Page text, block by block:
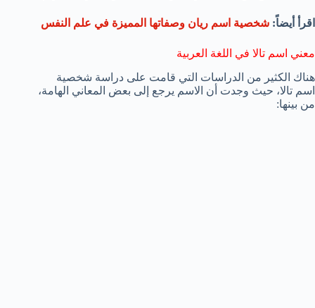
اقرأ أيضاً: شخصية اسم ريان وصفاتها المميزة في علم النفس
معني اسم تالا في اللغة العربية
هناك الكثير من الدراسات التي قامت على دراسة شخصية
اسم تالا، حيث وجدت أن الاسم يرجع إلى بعض المعاني الهامة،
من بينها: